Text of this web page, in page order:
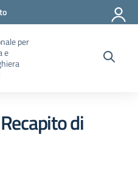
per
e
di